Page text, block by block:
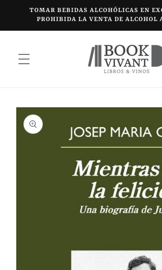
directamente
al contenido
TOMAR BEBIDAS ALCOHÓLICAS EN
PROHIBIDA LA VENTA DE ALCOHOL
directamente
información